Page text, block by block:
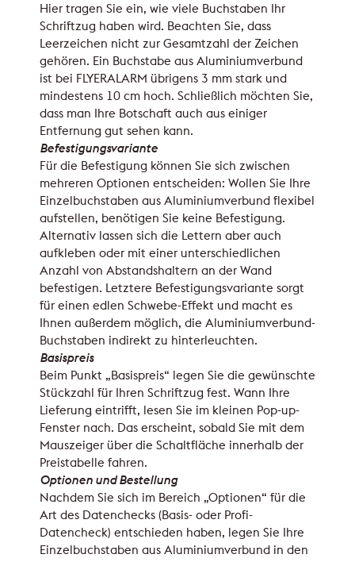
Hier tragen Sie ein, wie viele Buchstaben Ihr
Schriftzug haben wird. Beachten Sie, dass
Leerzeichen nicht zur Gesamtzahl der Zeichen
gehören. Ein Buchstabe aus Aluminiumverbund
ist bei FLYERALARM übrigens 3 mm stark und
mindestens 10 cm hoch. Schließlich möchten Sie,
dass man Ihre Botschaft auch aus einiger
Entfernung gut sehen kann.
Befestigungsvariante
Für die Befestigung können Sie sich zwischen
mehreren Optionen entscheiden: Wollen Sie Ihre
Einzelbuchstaben aus Aluminiumverbund flexibel
aufstellen, benötigen Sie keine Befestigung.
Alternativ lassen sich die Lettern aber auch
aufkleben oder mit einer unterschiedlichen
Anzahl von Abstandshaltern an der Wand
befestigen. Letztere Befestigungsvariante sorgt
für einen edlen Schwebe-Effekt und macht es
Ihnen außerdem möglich, die Aluminiumverbund-
Buchstaben indirekt zu hinterleuchten.
Basispreis
Beim Punkt „Basispreis“ legen Sie die gewünschte
Stückzahl für Ihren Schriftzug fest. Wann Ihre
Lieferung eintrifft, lesen Sie im kleinen Pop-up-
Fenster nach. Das erscheint, sobald Sie mit dem
Mauszeiger über die Schaltfläche innerhalb der
Preistabelle fahren.
Optionen und Bestellung
Nachdem Sie sich im Bereich „Optionen“ für die
Art des Datenchecks (Basis- oder Profi-
Datencheck) entschieden haben, legen Sie Ihre
Einzelbuchstaben aus Aluminiumverbund in den